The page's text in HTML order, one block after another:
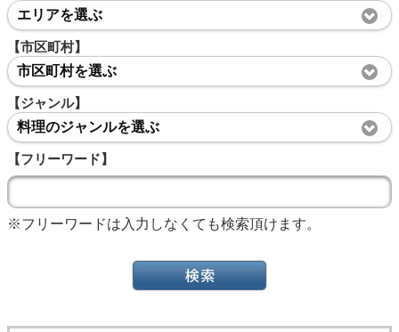
エリアを選ぶ
【市区町村】
市区町村を選ぶ
【ジャンル】
料理のジャンルを選ぶ
【フリーワード】
※フリーワードは入力しなくても検索頂けます。